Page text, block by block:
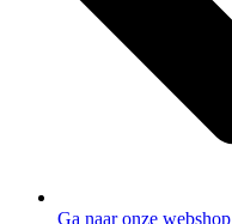
Ga naar onze webshop